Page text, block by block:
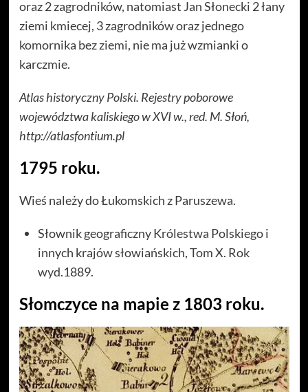
oraz 2 zagrodników, natomiast Jan Słonecki 2 łany
ziemi kmiecej, 3 zagrodników oraz jednego
komornika bez ziemi, nie ma już wzmianki o
karczmie.
Atlas historyczny Polski. Rejestry poborowe
województwa kaliskiego w XVI w., red. M. Słoń,
http://atlasfontium.pl
1795 roku.
Wieś należy do Łukomskich z Paruszewa.
Słownik geograficzny Królestwa Polskiego i
innych krajów słowiańskich, Tom X. Rok
wyd.1889.
Słomczyce na mapie z 1803 roku.